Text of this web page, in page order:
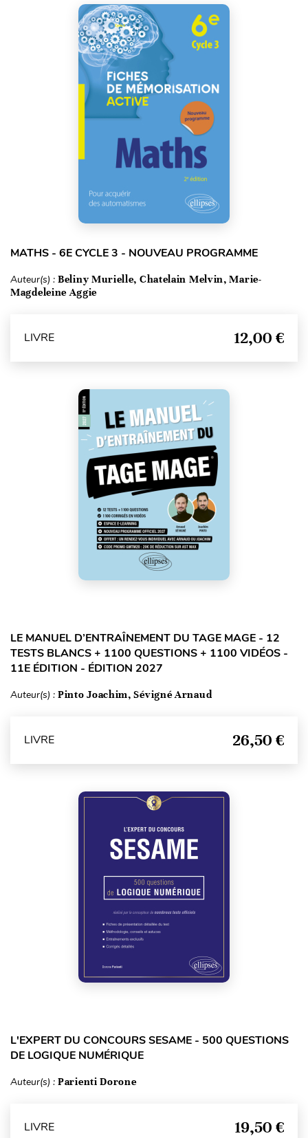
MATHS - 6E CYCLE 3 - NOUVEAU PROGRAMME
Auteur(s) : Beliny Murielle, Chatelain Melvin, Marie-
Magdeleine Aggie
LIVRE 12,00 €
LE MANUEL D’ENTRAÎNEMENT DU TAGE MAGE - 12
TESTS BLANCS + 1100 QUESTIONS + 1100 VIDÉOS -
11E ÉDITION - ÉDITION 2027
Auteur(s) : Pinto Joachim, Sévigné Arnaud
LIVRE 26,50 €
L'EXPERT DU CONCOURS SESAME - 500 QUESTIONS
DE LOGIQUE NUMÉRIQUE
Auteur(s) : Parienti Dorone
LIVRE 19,50 €